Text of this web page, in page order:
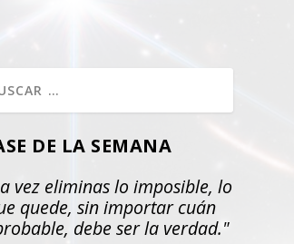
DE LA SEMANA
vez eliminas lo imposible, lo
quede, sin importar cuán
debe ser la verdad."